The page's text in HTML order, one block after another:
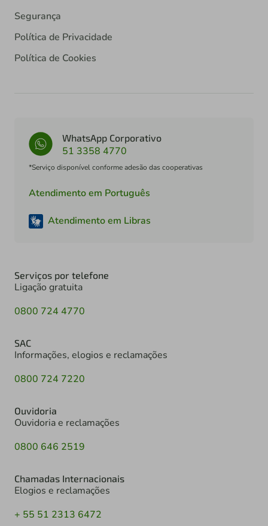
Segurança
Política de Privacidade
Política de Cookies
WhatsApp Corporativo
51 3358 4770
*Serviço disponível conforme adesão das cooperativas
Atendimento em Português
Atendimento em Libras
Serviços por telefone
Ligação gratuita
0800 724 4770
SAC
Informações, elogios e reclamações
0800 724 7220
Ouvidoria
Ouvidoria e reclamações
0800 646 2519
Chamadas Internacionais
Elogios e reclamações
+ 55 51 2313 6472